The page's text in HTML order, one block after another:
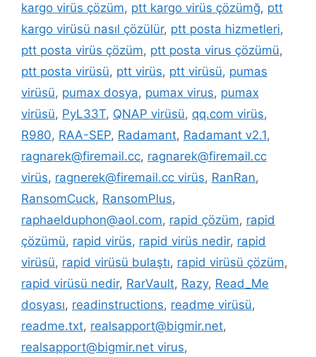
kargo virüs çözüm, ptt kargo virüs çözümğ, ptt
kargo virüsü nasıl çözülür, ptt posta hizmetleri,
ptt posta virüs çözüm, ptt posta virus çözümü,
ptt posta virüsü, ptt virüs, ptt virüsü, pumas
virüsü, pumax dosya, pumax virus, pumax
virüsü, PyL33T, QNAP virüsü, qq.com virüs,
R980, RAA-SEP, Radamant, Radamant v2.1,
ragnarek@firemail.cc, ragnarek@firemail.cc
virüs, ragnerek@firemail.cc virüs, RanRan,
RansomCuck, RansomPlus,
raphaelduphon@aol.com, rapid çözüm, rapid
çözümü, rapid virüs, rapid virüs nedir, rapid
virüsü, rapid virüsü bulaştı, rapid virüsü çözüm,
rapid virüsü nedir, RarVault, Razy, Read_Me
dosyası, readinstructions, readme virüsü,
readme.txt, realsapport@bigmir.net,
realsapport@bigmir.net virus,